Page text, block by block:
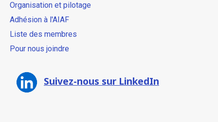
Organisation et pilotage
Adhésion à l'AIAF
Liste des membres
Pour nous joindre
Suivez-nous sur LinkedIn